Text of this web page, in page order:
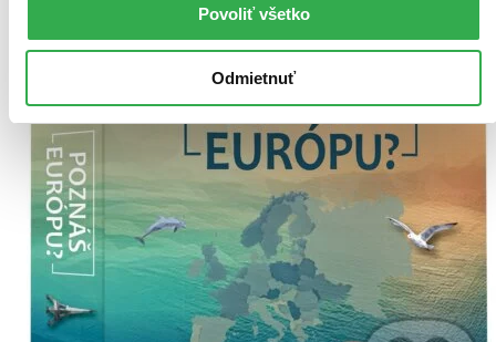
Povoliť všetko
Odmietnuť